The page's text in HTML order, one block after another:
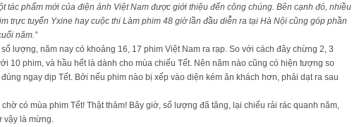
tác phẩm mới của điện ảnh Việt Nam được giới thiệu đến công chúng. Bên cạnh đó, nhiều
trực tuyến Yxine hay cuộc thi Làm phim 48 giờ lần đầu diễn ra tại Hà Nội cũng góp phần
năm.”
lượng, năm nay có khoảng 16, 17 phim Việt Nam ra rạp. So với cách đây chừng 2, 3
10 phim, và hầu hết là dành cho mùa chiếu Tết. Nên năm nào cũng có hiện tượng so
ngay dịp Tết. Bởi nếu phim nào bị xếp vào diện kém ăn khách hơn, phải dạt ra sau
có mùa phim Tết! Thật thảm! Bây giờ, số lượng đã tăng, lại chiếu rải rác quanh năm,
vậy là mừng.